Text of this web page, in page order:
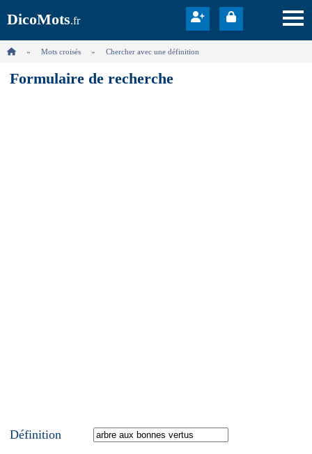
DicoMots.fr
Mots croisés Chercher avec une définition
Formulaire de recherche
Définition